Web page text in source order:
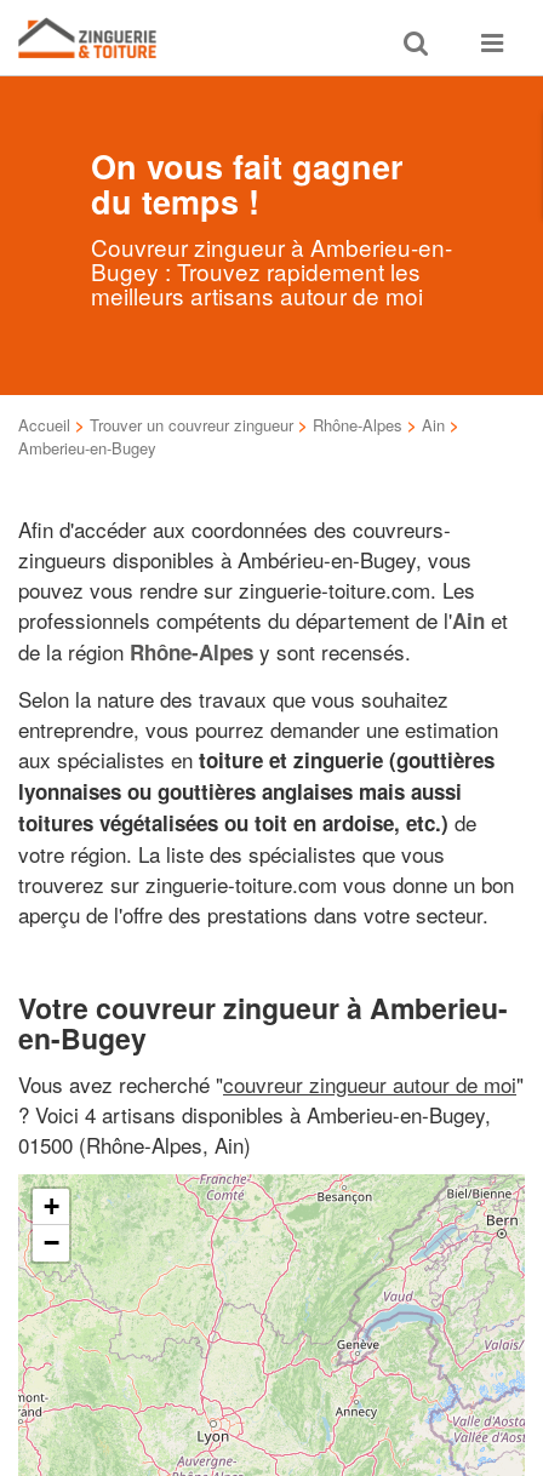
Toggle
search
Toggle
On vous fait gagner
du temps !
Couvreur zingueur à Amberieu-en-
Bugey : Trouvez rapidement les
meilleurs artisans autour de moi
Accueil > Trouver un couvreur zingueur > Rhône-Alpes > Ain >
Amberieu-en-Bugey
Afin d'accéder aux coordonnées des couvreurs-
zingueurs disponibles à Ambérieu-en-Bugey, vous
pouvez vous rendre sur zinguerie-toiture.com. Les
professionnels compétents du département de l'Ain et
de la région Rhône-Alpes y sont recensés.
Selon la nature des travaux que vous souhaitez
entreprendre, vous pourrez demander une estimation
aux spécialistes en toiture et zinguerie (gouttières
lyonnaises ou gouttières anglaises mais aussi
toitures végétalisées ou toit en ardoise, etc.) de
votre région. La liste des spécialistes que vous
trouverez sur zinguerie-toiture.com vous donne un bon
aperçu de l'offre des prestations dans votre secteur.
Votre couvreur zingueur à Amberieu-
en-Bugey
Vous avez recherché "couvreur zingueur autour de moi"
? Voici 4 artisans disponibles à Amberieu-en-Bugey,
01500 (Rhône-Alpes, Ain)
+
−